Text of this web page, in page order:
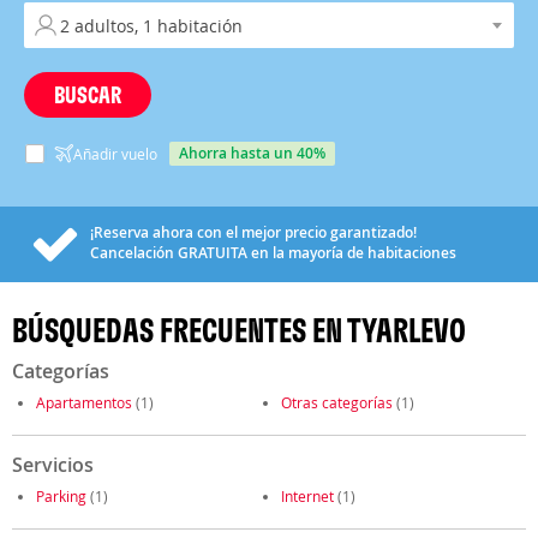
BUSCAR
Añadir vuelo ahorra hasta un 40%
¡Reserva ahora con el mejor precio garantizado!
Cancelación GRATUITAen la mayoría de habitaciones
BÚSQUEDAS FRECUENTES EN TYARLEVO
Categorías
Apartamentos (1) Otras categorías (1)
Servicios
Parking(1) Internet(1)